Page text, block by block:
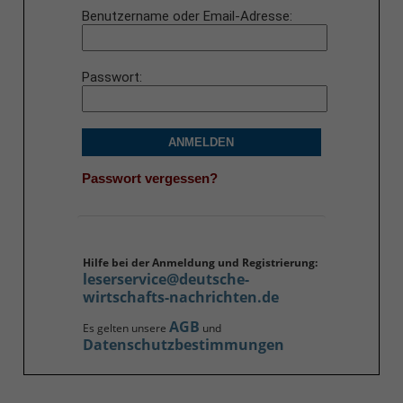
Benutzername oder Email-Adresse
Passwort
ANMELDEN
Passwort vergessen?
Hilfe bei der Anmeldung und Registrierung:
leserservice@deutsche-
wirtschafts-nachrichten.de
Es gelten unsere AGB und
Datenschutzbestimmungen